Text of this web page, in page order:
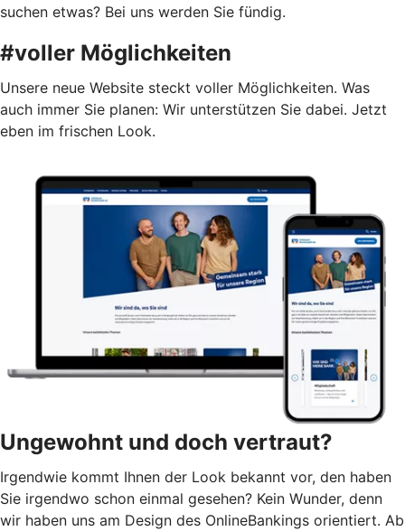
suchen etwas? Bei uns werden Sie fündig.
#voller Möglichkeiten
Unsere neue Website steckt voller Möglichkeiten. Was
auch immer Sie planen: Wir unterstützen Sie dabei. Jetzt
eben im frischen Look.
Ungewohnt und doch vertraut?
Irgendwie kommt Ihnen der Look bekannt vor, den haben
Sie irgendwo schon einmal gesehen? Kein Wunder, denn
wir haben uns am Design des OnlineBankings orientiert. Ab